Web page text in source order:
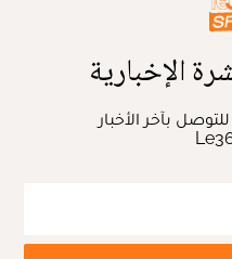
الإخبارية
بآخر الأخبار